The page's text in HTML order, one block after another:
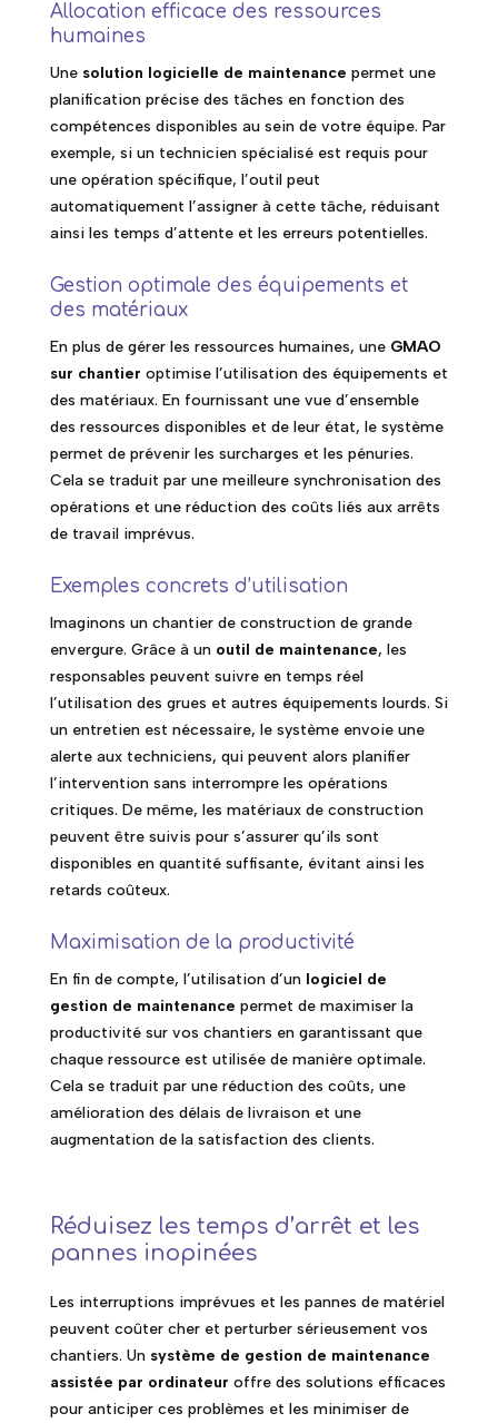
Allocation efficace des ressources
humaines
Une solution logicielle de maintenance permet une
planification précise des tâches en fonction des
compétences disponibles au sein de votre équipe. Par
exemple, si un technicien spécialisé est requis pour
une opération spécifique, l’outil peut
automatiquement l’assigner à cette tâche, réduisant
ainsi les temps d’attente et les erreurs potentielles.
Gestion optimale des équipements et
des matériaux
En plus de gérer les ressources humaines, une GMAO
sur chantier optimise l’utilisation des équipements et
des matériaux. En fournissant une vue d’ensemble
des ressources disponibles et de leur état, le système
permet de prévenir les surcharges et les pénuries.
Cela se traduit par une meilleure synchronisation des
opérations et une réduction des coûts liés aux arrêts
de travail imprévus.
Exemples concrets d’utilisation
Imaginons un chantier de construction de grande
envergure. Grâce à un outil de maintenance, les
responsables peuvent suivre en temps réel
l’utilisation des grues et autres équipements lourds. Si
un entretien est nécessaire, le système envoie une
alerte aux techniciens, qui peuvent alors planifier
l’intervention sans interrompre les opérations
critiques. De même, les matériaux de construction
peuvent être suivis pour s’assurer qu’ils sont
disponibles en quantité suffisante, évitant ainsi les
retards coûteux.
Maximisation de la productivité
En fin de compte, l’utilisation d’un logiciel de
gestion de maintenance permet de maximiser la
productivité sur vos chantiers en garantissant que
chaque ressource est utilisée de manière optimale.
Cela se traduit par une réduction des coûts, une
amélioration des délais de livraison et une
augmentation de la satisfaction des clients.
Réduisez les temps d’arrêt et les
pannes inopinées
Les interruptions imprévues et les pannes de matériel
peuvent coûter cher et perturber sérieusement vos
chantiers. Un système de gestion de maintenance
assistée par ordinateur offre des solutions efficaces
pour anticiper ces problèmes et les minimiser de